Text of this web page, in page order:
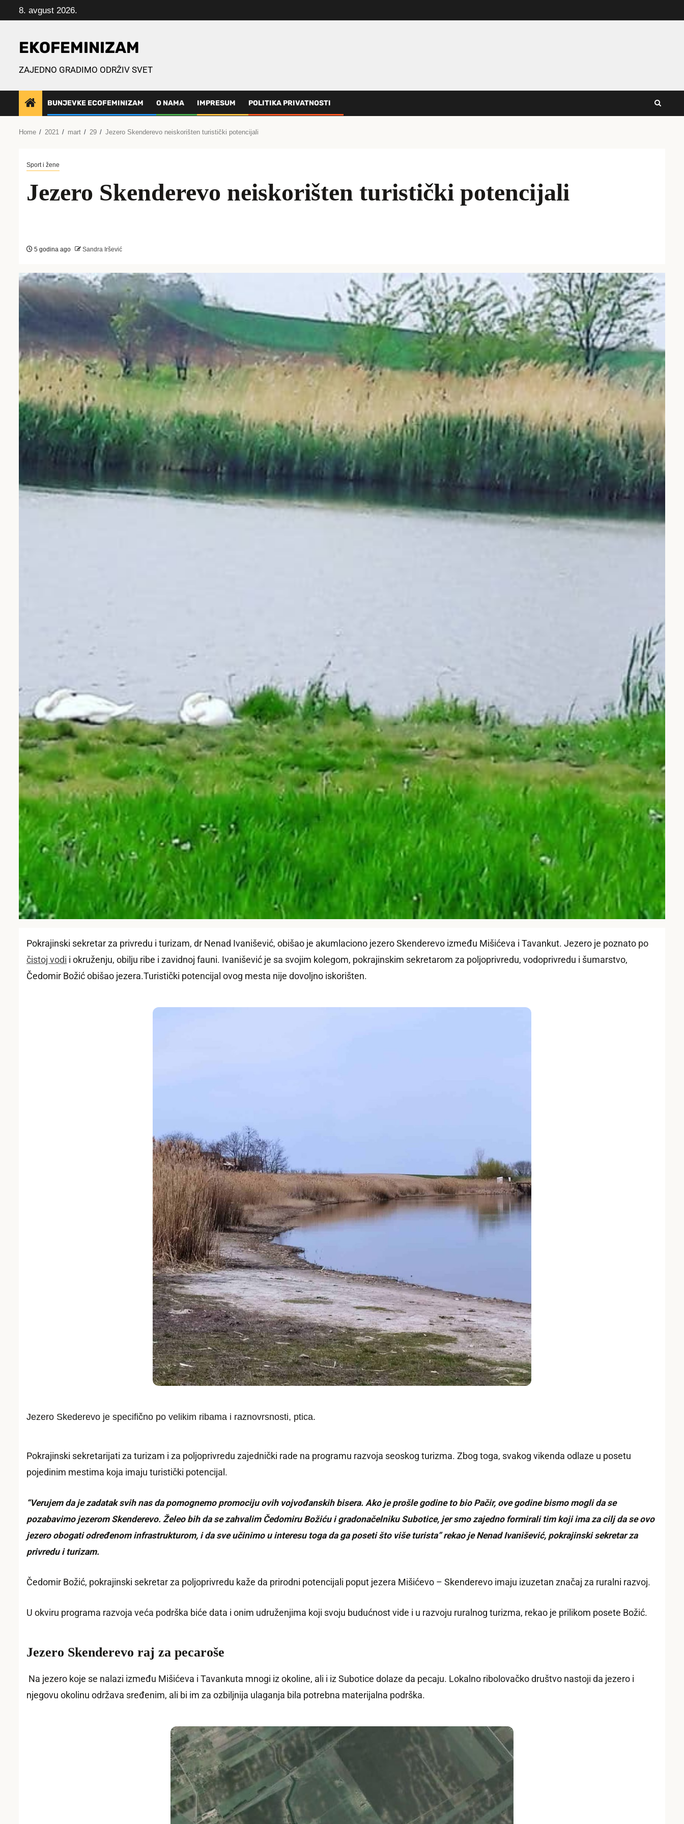
to
8. avgust 2026.
EKOFEMINIZAM
ZAJEDNO GRADIMO ODRŽIV SVET
BUNJEVKE ECOFEMINIZAM O NAMA IMPRESUM POLITIKA PRIVATNOSTI
Home 2021 mart 29 Jezero Skenderevo neiskorišten turistički potencijali
Sport i žene
Jezero Skenderevo neiskorišten turistički potencijali
5 godina ago Sandra Iršević
Pokrajinski sekretar za privredu i turizam, dr Nenad Ivanišević, obišao je akumlaciono jezero Skenderevo između Mišićeva i Tavankut. Jezero je poznato po
čistoj vodi i okruženju, obilju ribe i zavidnoj fauni. Ivanišević je sa svojim kolegom, pokrajinskim sekretarom za poljoprivredu, vodoprivredu i šumarstvo,
Čedomir Božić obišao jezera.Turistički potencijal ovog mesta nije dovoljno iskorišten.
Jezero Skederevo je specifično po velikim ribama i raznovrsnosti, ptica.
Pokrajinski sekretarijati za turizam i za poljoprivredu zajednički rade na programu razvoja seoskog turizma. Zbog toga, svakog vikenda odlaze u posetu
pojedinim mestima koja imaju turistički potencijal.
“Verujem da je zadatak svih nas da pomognemo promociju ovih vojvođanskih bisera. Ako je prošle godine to bio Pačir, ove godine bismo mogli da se
pozabavimo jezerom Skenderevo. Želeo bih da se zahvalim Čedomiru Božiću i gradonačelniku Subotice, jer smo zajedno formirali tim koji ima za cilj da se ovo
jezero obogati određenom infrastrukturom, i da sve učinimo u interesu toga da ga poseti što više turista” rekao je Nenad Ivanišević, pokrajinski sekretar za
privredu i turizam.
Čedomir Božić, pokrajinski sekretar za poljoprivredu kaže da prirodni potencijali poput jezera Mišićevo – Skenderevo imaju izuzetan značaj za ruralni razvoj.
U okviru programa razvoja veća podrška biće data i onim udruženjima koji svoju budućnost vide i u razvoju ruralnog turizma, rekao je prilikom posete Božić.
Jezero Skenderevo raj za pecaroše
Na jezero koje se nalazi između Mišićeva i Tavankuta mnogi iz okoline, ali i iz Subotice dolaze da pecaju. Lokalno ribolovačko društvo nastoji da jezero i
njegovu okolinu održava sređenim, ali bi im za ozbiljnija ulaganja bila potrebna materijalna podrška.